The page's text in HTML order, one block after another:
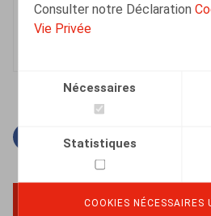
Consulter notre Déclaration
Vie Privée
Nécessaires
Statistiques
COOKIES NÉCESSAIRES
Senior
Facebook
TwitterLinkedin